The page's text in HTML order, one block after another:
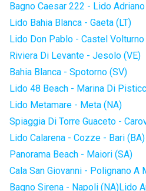
Bagno Caesar 222 - Lido Adriano
Lido Bahia Blanca - Gaeta (LT)
Lido Don Pablo - Castel Volturno
Riviera Di Levante - Jesolo (VE)
Bahia Blanca - Spotorno (SV)
Lido 48 Beach - Marina Di
Lido Metamare - Meta (NA)
Spiaggia Di Torre Guaceto -
Lido Calarena - Cozze - Bari (BA)
Panorama Beach - Maiori (SA)
Cala San Giovanni - Polignano A
Bagno Sirena - Napoli (NA)Lido